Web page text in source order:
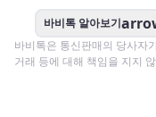
바비톡 알아보기
바비톡은 통신판매의 당사자
거래 등에 대해 책임을 지지